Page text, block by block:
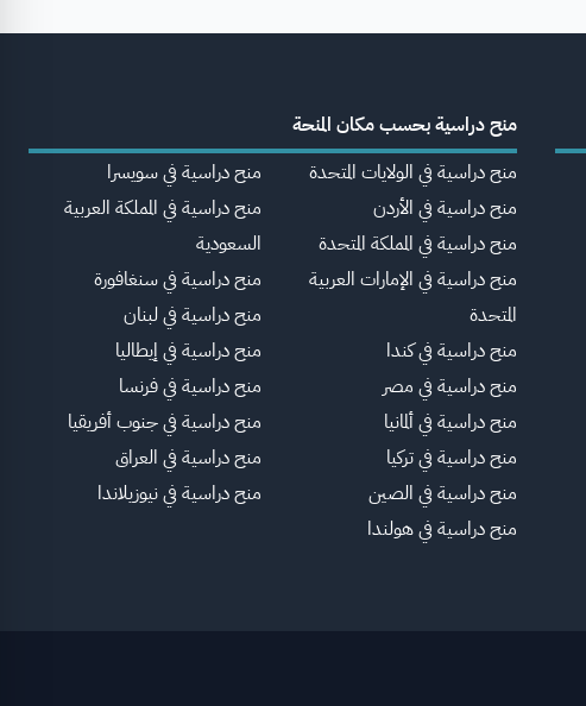
منح دراسية بحسب مكان المنحة
منح دراسية في الولايات المتحدة
منح دراسية في الأردن
منح دراسية في المملكة المتحدة
منح دراسية في الإمارات العربية
المتحدة
منح دراسية في كندا
منح دراسية في مصر
منح دراسية في ألمانيا
منح دراسية في تركيا
منح دراسية في الصين
منح دراسية في هولندا
منح دراسية في سويسرا
منح دراسية في المملكة العربية
السعودية
منح دراسية في سنغافورة
منح دراسية في لبنان
منح دراسية في إيطاليا
منح دراسية في فرنسا
منح دراسية في جنوب أفريقيا
منح دراسية في العراق
منح دراسية في نيوزيلاندا